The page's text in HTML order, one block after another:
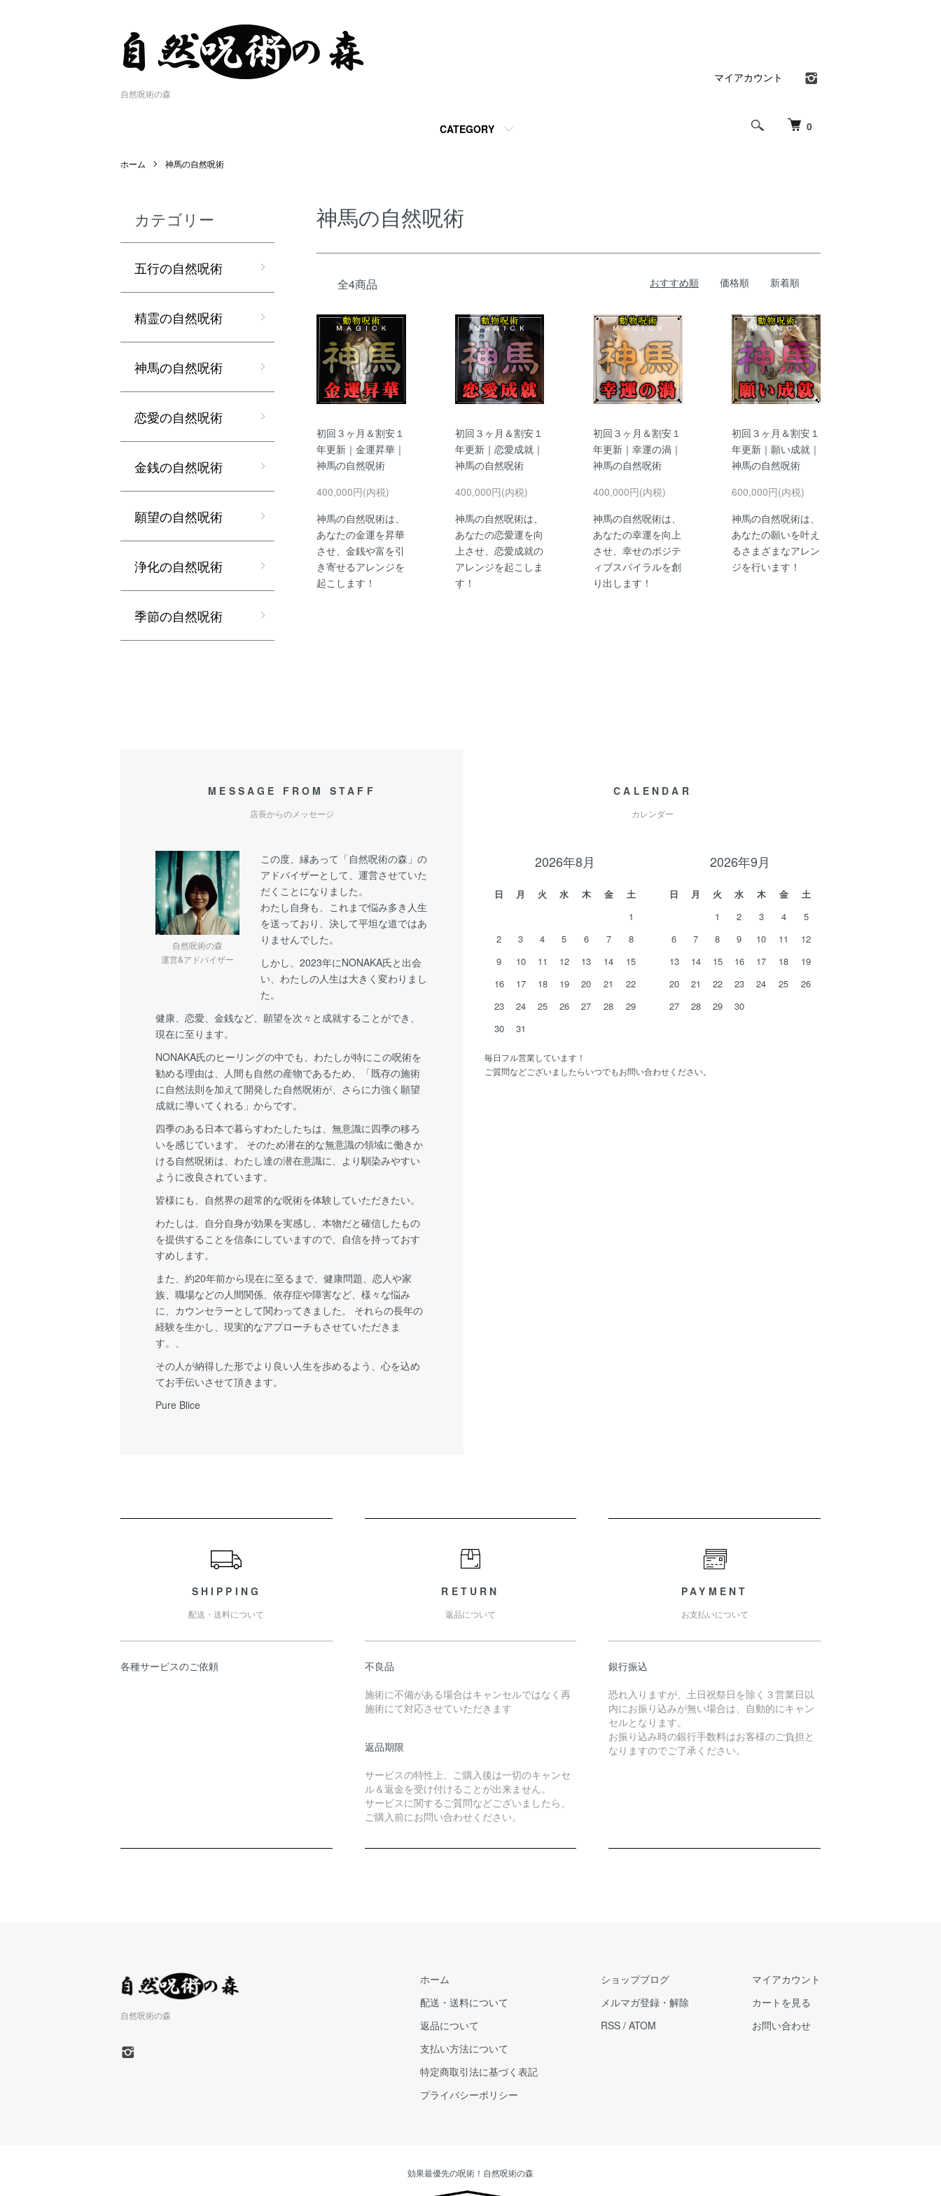
自然呪術の森
0
CATEGORY
マイアカウント
ホーム 神馬の自然呪術
神馬の自然呪術
全4商品 おすすめ順 価格順 新着順
初回３ヶ月＆割安１
年更新｜金運昇華｜
神馬の自然呪術
400,000円(内税)
神馬の自然呪術は、
あなたの金運を昇華
させ、金銭や富を引
き寄せるアレンジを
起こします！
初回３ヶ月＆割安１
年更新｜恋愛成就｜
神馬の自然呪術
400,000円(内税)
神馬の自然呪術は、
あなたの恋愛運を向
上させ、恋愛成就の
アレンジを起こしま
す！
初回３ヶ月＆割安１
年更新｜幸運の渦｜
神馬の自然呪術
400,000円(内税)
神馬の自然呪術は、
あなたの幸運を向上
させ、幸せのポジテ
ィブスパイラルを創
り出します！
初回３ヶ月＆割安１
年更新｜願い成就｜
神馬の自然呪術
600,000円(内税)
神馬の自然呪術は、
あなたの願いを叶え
るさまざまなアレン
ジを行います！
カテゴリー
五行の自然呪術
精霊の自然呪術
神馬の自然呪術
恋愛の自然呪術
金銭の自然呪術
願望の自然呪術
浄化の自然呪術
季節の自然呪術
MESSAGE FROM STAFF
店長からのメッセージ
自然呪術の森
運営&アドバイザー
この度、縁あって「自然呪術の森」の
アドバイザーとして、運営させていた
だくことになりました。
わたし自身も、これまで悩み多き人生
を送っており、決して平坦な道ではあ
りませんでした。
しかし、2023年にNONAKA氏と出会
い、わたしの人生は大きく変わりまし
た。
健康、恋愛、金銭など、願望を次々と成就することができ、
現在に至ります。
NONAKA氏のヒーリングの中でも、わたしが特にこの呪術を
勧める理由は、人間も自然の産物であるため、「既存の施術
に自然法則を加えて開発した自然呪術が、さらに力強く願望
成就に導いてくれる」からです。
四季のある日本で暮らすわたしたちは、無意識に四季の移ろ
いを感じています。 そのため潜在的な無意識の領域に働きか
ける自然呪術は、わたし達の潜在意識に、より馴染みやすい
ように改良されています。
皆様にも、自然界の超常的な呪術を体験していただきたい。
わたしは、自分自身が効果を実感し、本物だと確信したもの
を提供することを信条にしていますので、自信を持っておす
すめします。
また、約20年前から現在に至るまで、健康問題、恋人や家
族、職場などの人間関係、依存症や障害など、様々な悩み
に、カウンセラーとして関わってきました。 それらの長年の
経験を生かし、現実的なアプローチもさせていただきま
す。、
その人が納得した形でより良い人生を歩めるよう、心を込め
てお手伝いさせて頂きます。
Pure Blice
CALENDAR
カレンダー
2026年8月
日 月 火 水 木 金
土
1
2
3 4 5 6 7
8
9
10 11 12 13 14
15
16
17 18 19 20 21
22
23
24 25 26 27 28
29
30
31
2026年9月
日 月 火 水 木 金
土
1
2 3 4
5
6
7 8 9 10 11
12
13
14 15 16 17 18
19
20
21 22 23 24 25
26
27
28 29 30
毎日フル営業しています！
ご質問などございましたらいつでもお問い合わせください。
SHIPPING
配送・送料について
各種サービスのご依頼
RETURN
返品について
不良品
施術に不備がある場合はキャンセルではなく再
施術にて対応させていただきます
返品期限
サービスの特性上、ご購入後は一切のキャンセ
ル＆返金を受け付けることが出来ません。
サービスに関するご質問などございましたら、
ご購入前にお問い合わせください。
PAYMENT
お支払いについて
銀行振込
恐れ入りますが、土日祝祭日を除く３営業日以
内にお振り込みが無い場合は、自動的にキャン
セルとなります。
お振り込み時の銀行手数料はお客様のご負担と
なりますのでご了承ください。
自然呪術の森
ホーム
配送・送料について
返品について
支払い方法について
特定商取引法に基づく表記
プライバシーポリシー
ショップブログ
メルマガ登録・解除
RSS / ATOM
マイアカウント
カートを見る
お問い合わせ
効果最優先の呪術！自然呪術の森